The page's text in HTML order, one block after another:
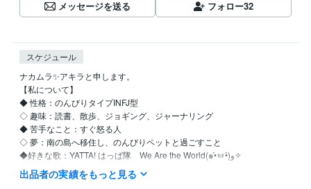
メッセージを送る フォロー32
スケジュール
ナカムラ✨アキラと申します。
【私について】
◆ 性格：のんびりタイプINFJ型
◇ 趣味：読書、散歩、ジョギング、ジャーナリング
◆ 苦手なこと：すぐ怒る人
◇ 夢：南の島へ移住し、のんびりペットと過ごすこと
◆好きな歌：YATTA! はっぱ隊　We Are the World(๑•̀ㅂ•́)و✧
【自分を愛し、自然体で生きるためのセルフラブ実践ガイド】
出品者の実績をもっと見る